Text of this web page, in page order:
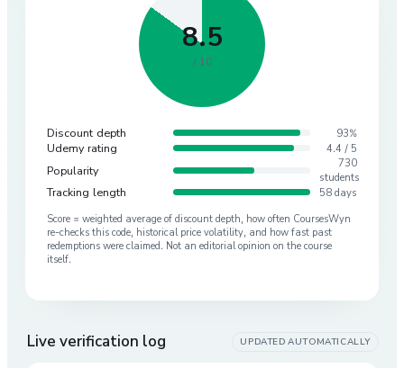
8.5
/ 10
Discount depth 93%
Udemy rating 4.4 / 5
Popularity
730
students
Tracking length 58 days
Score = weighted average of discount depth, how often CoursesWyn
re-checks this code, historical price volatility, and how fast past
redemptions were claimed. Not an editorial opinion on the course
itself.
Live verification log UPDATED AUTOMATICALLY